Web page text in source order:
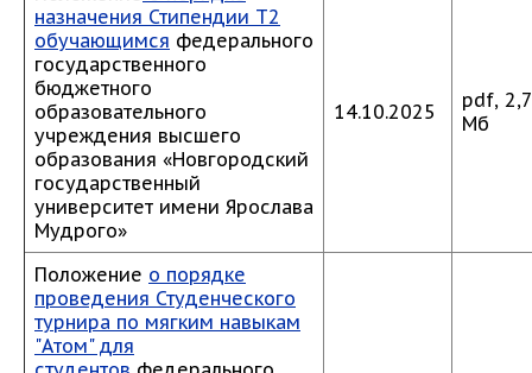
назначения Стипендии Т2
обучающимся федерального
государственного
бюджетного
образовательного
учреждения высшего
образования «Новгородский
государственный
университет имени Ярослава
Мудрого»
14.10.2025
pdf, 2,7
Мб
Положение о порядке
проведения Студенческого
турнира по мягким навыкам
"Атом" для